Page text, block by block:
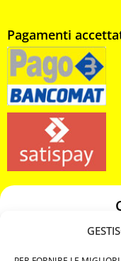
Pagamenti
349 3863811